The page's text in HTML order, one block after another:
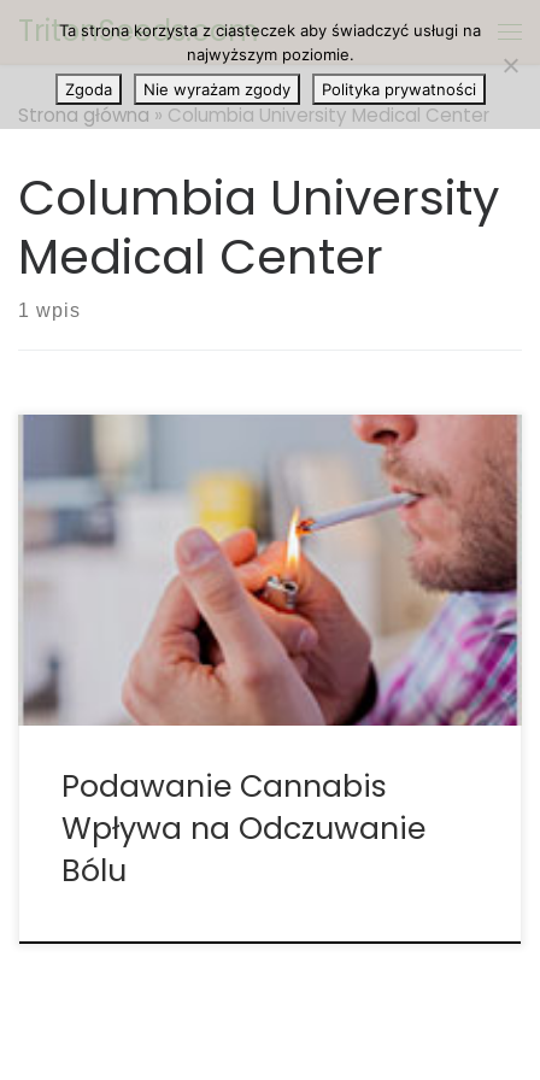
Przejdź do treści
TritonSeeds.com
Strona główna » Columbia University Medical Center
Columbia University
Medical Center
1 wpis
Palenie oraz waporyzowanie cannabis wpływa na
wrażliwość badanych w kwestii bólu, jak donosi
raport Drug and Alcohol Dependence. Badacze z
Columbia University Medical Center w Nowym Jorku
oceniali skutki marihuany porównując ją z placebo
na modelu ludzkim z bólem indukowanym […]
Podawanie Cannabis
Wpływa na Odczuwanie
Bólu
Ta strona korzysta z ciasteczek aby świadczyć usługi na
najwyższym poziomie.
Zgoda
Nie wyrażam zgody Polityka prywatności